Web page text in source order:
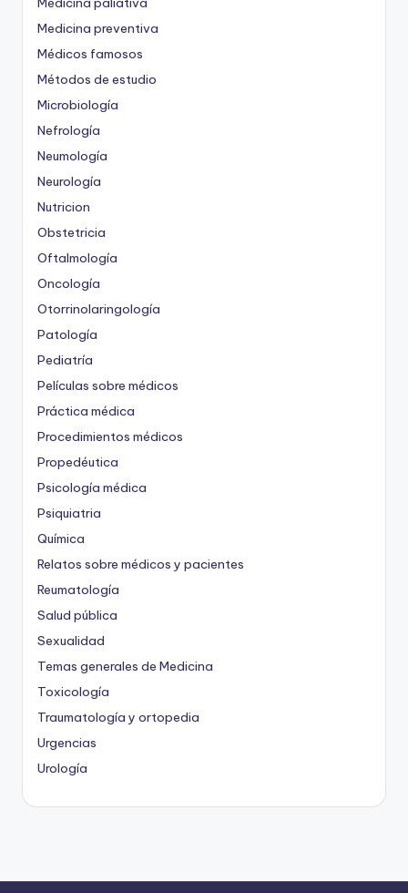
Medicina preventiva
Médicos famosos
Métodos de estudio
Microbiología
Nefrología
Neumología
Neurología
Nutricion
Obstetricia
Oftalmología
Oncología
Otorrinolaringología
Patología
Pediatría
Películas sobre médicos
Práctica médica
Procedimientos médicos
Propedéutica
Psicología médica
Psiquiatria
Química
Relatos sobre médicos y pacientes
Reumatología
Salud pública
Sexualidad
Temas generales de Medicina
Toxicología
Traumatología y ortopedia
Urgencias
Urología